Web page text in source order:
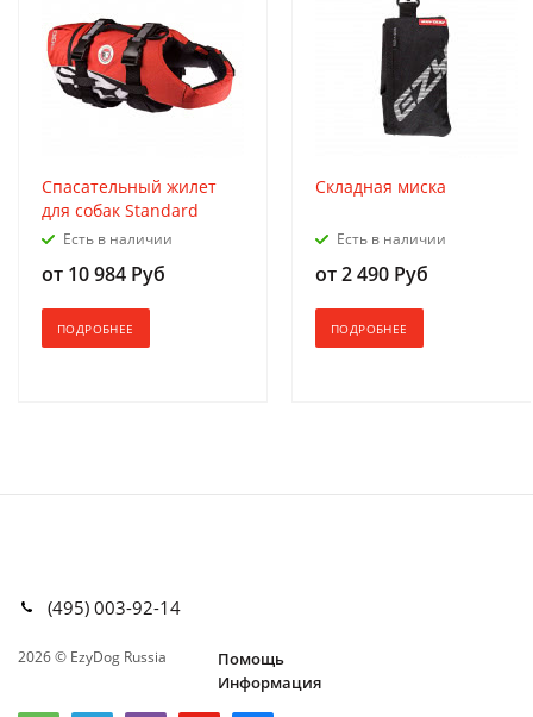
Спасательный жилет
для собак Standard
Есть в наличии
от 10 984 Руб
ПОДРОБНЕЕ
Складная миска
Есть в наличии
от2 490 Руб
ПОДРОБНЕЕ
(495) 003-92-14
2026 © EzyDog Russia
Помощь
Информация